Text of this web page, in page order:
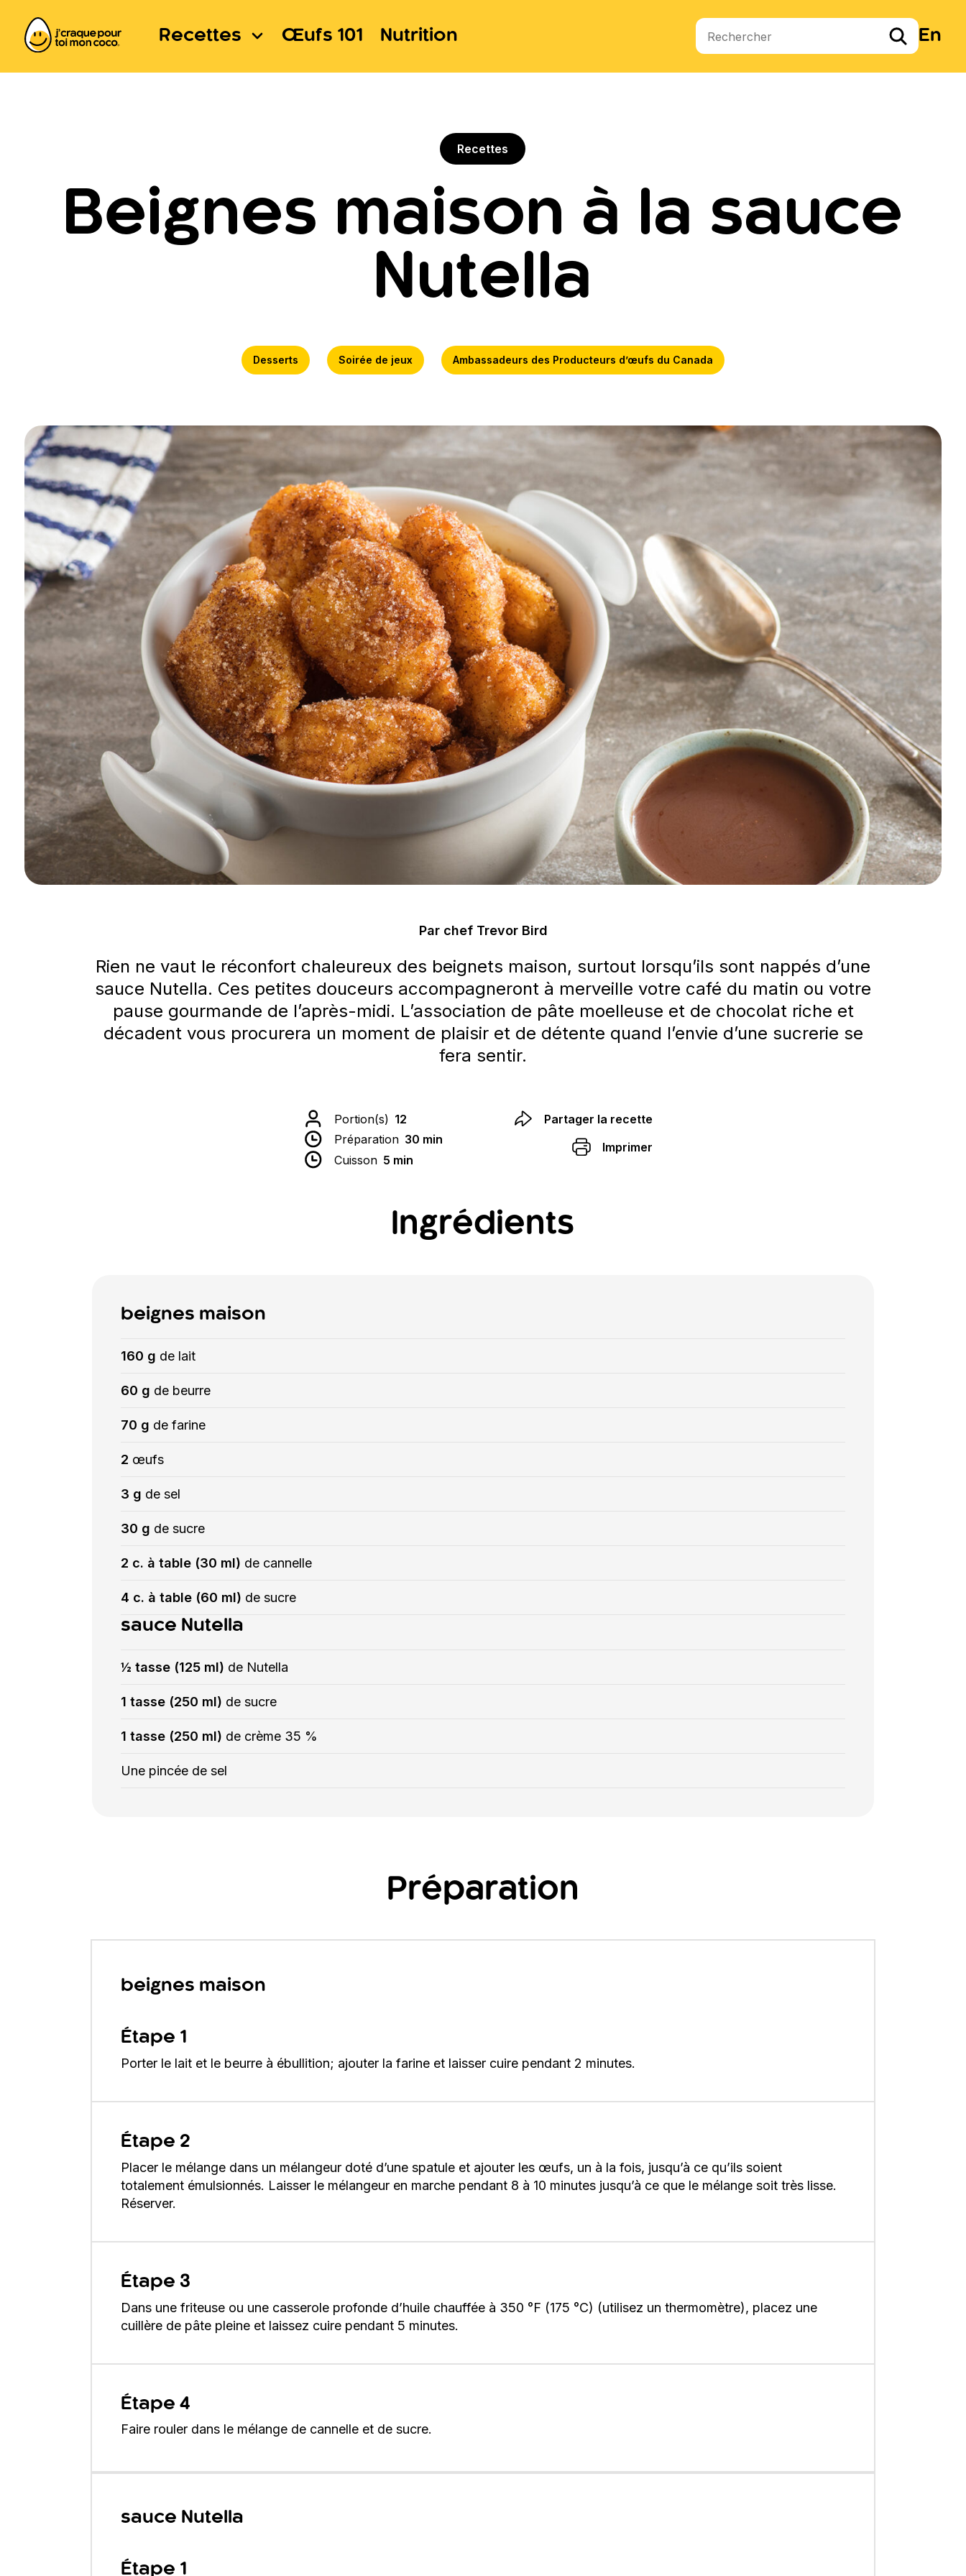
Recettes Œufs 101 Nutrition Termes de recherche En
Recettes
Beignes maison à la sauce
Nutella
Desserts Soirée de jeux Ambassadeurs des Producteurs d’œufs du Canada
Par chef Trevor Bird
Rien ne vaut le réconfort chaleureux des beignets maison, surtout lorsqu’ils sont nappés d’une
sauce Nutella. Ces petites douceurs accompagneront à merveille votre café du matin ou votre
pause gourmande de l’après-midi. L’association de pâte moelleuse et de chocolat riche et
décadent vous procurera un moment de plaisir et de détente quand l’envie d’une sucrerie se
fera sentir.
Portion(s) 12
Préparation 30 min
Cuisson 5 min
Partager la recette
Imprimer
Ingrédients
beignes maison
160 g de lait
60 g de beurre
70 g de farine
2 œufs
3 g de sel
30 g de sucre
2 c. à table (30 ml) de cannelle
4 c. à table (60 ml) de sucre
sauce Nutella
½ tasse (125 ml) de Nutella
1 tasse (250 ml) de sucre
1 tasse (250 ml) de crème 35 %
Une pincée de sel
Préparation
beignes maison
Étape 1
Porter le lait et le beurre à ébullition; ajouter la farine et laisser cuire pendant 2 minutes.
Étape 2
Placer le mélange dans un mélangeur doté d’une spatule et ajouter les œufs, un à la fois, jusqu’à ce qu’ils soient
totalement émulsionnés. Laisser le mélangeur en marche pendant 8 à 10 minutes jusqu’à ce que le mélange soit très lisse.
Réserver.
Étape 3
Dans une friteuse ou une casserole profonde d’huile chauffée à 350 °F (175 °C) (utilisez un thermomètre), placez une
cuillère de pâte pleine et laissez cuire pendant 5 minutes.
Étape 4
Faire rouler dans le mélange de cannelle et de sucre.
sauce Nutella
Étape 1